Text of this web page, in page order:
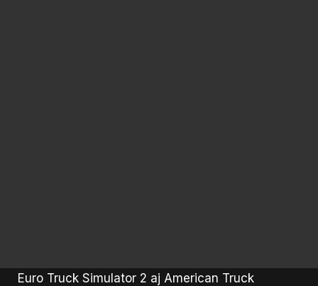
Euro Truck Simulator 2 aj American Truck